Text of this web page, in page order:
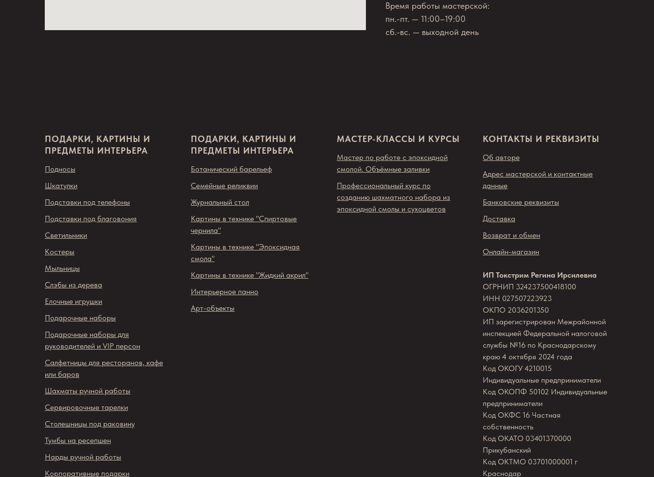
Время работы мастерской:
пн.-пт. — 11:00–19:00
сб.-вс. — выходной день
ПОДАРКИ, КАРТИНЫ И
ПРЕДМЕТЫ ИНТЕРЬЕРА
Подносы
Шкатулки
Подставки под телефоны
Подставки под благовония
Светильники
Костеры
Мыльницы
Слэбы из дерева
Елочные игрушки
Подарочные наборы
Подарочные наборы для
руководителей и VIP персон
Салфетницы для ресторанов, кафе
или баров
Шахматы ручной работы
Сервировочные тарелки
Столешницы под раковину
Тумбы на ресепшен
Нарды ручной работы
Корпоративные подарки
ПОДАРКИ, КАРТИНЫ И
ПРЕДМЕТЫ ИНТЕРЬЕРА
Ботанический барельеф
Семейные реликвии
Журнальный стол
Картины в технике "Спиртовые
чернила"
Картины в технике "Эпоксидная
смола"
Картины в технике "Жидкий акрил"
Интерьерное панно
Арт-объекты
МАСТЕР-КЛАССЫ И КУРСЫ
Мастер по работе с эпоксидной
смолой. Объёмные заливки
Профессиональный курс по
созданию шахматного набора из
эпоксидной смолы и сухоцветов
КОНТАКТЫ И РЕКВИЗИТЫ
Об авторе
Адрес мастерской и контактные
данные
Банковские реквизиты
Доставка
Возврат и обмен
Онлайн-магазин
ИП Токстрим Регина Ирсилевна
ОГРНИП 324237500418100
ИНН 027507223923
ОКПО 2036201350
ИП зарегистрирован Межрайонной
инспекцией Федеральной налоговой
службы №16 по Краснодарскому
краю 4 октября 2024 года
Код ОКОГУ 4210015
Индивидуальные предприниматели
Код ОКОПФ 50102 Индивидуальные
предприниматели
Код ОКФС 16 Частная
собственность
Код ОКАТО 03401370000
Прикубанский
Код ОКТМО 03701000001 г
Краснодар